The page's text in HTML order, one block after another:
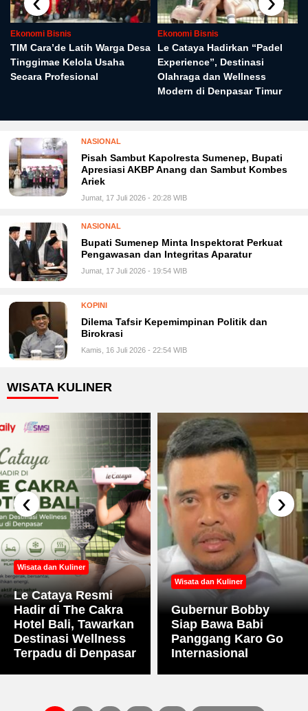
Ekonomi Bisnis
TIM Cara’de Latih Warga Desa
Tinggimae Kelola Usaha
Secara Profesional
Ekonomi Bisnis
Le Cataya Hadirkan “Padel
Experience”, Destinasi
Olahraga dan Wellness
Modern di Denpasar Timur
NASIONAL
Pisah Sambut Kapolresta Sumenep, Bupati
Apresiasi AKBP Anang dan Sambut Kombes
Ariek
Jumat, 17 Juli 2026 - 20:28 WIB
NASIONAL
Bupati Sumenep Minta Inspektorat Perkuat
Pengawasan dan Integritas Aparatur
Jumat, 17 Juli 2026 - 19:54 WIB
KOPINI
Dilema Tafsir Kepemimpinan Politik dan
Birokrasi
Kamis, 16 Juli 2026 - 22:54 WIB
WISATA KULINER
Wisata dan Kuliner
Le Cataya Resmi
Hadir di The Cakra
Hotel Bali, Tawarkan
Destinasi Wellness
Terpadu di Denpasar
Wisata dan Kuliner
Gubernur Bobby
Siap Bawa Babi
Panggang Karo Go
Internasional
‹ ›